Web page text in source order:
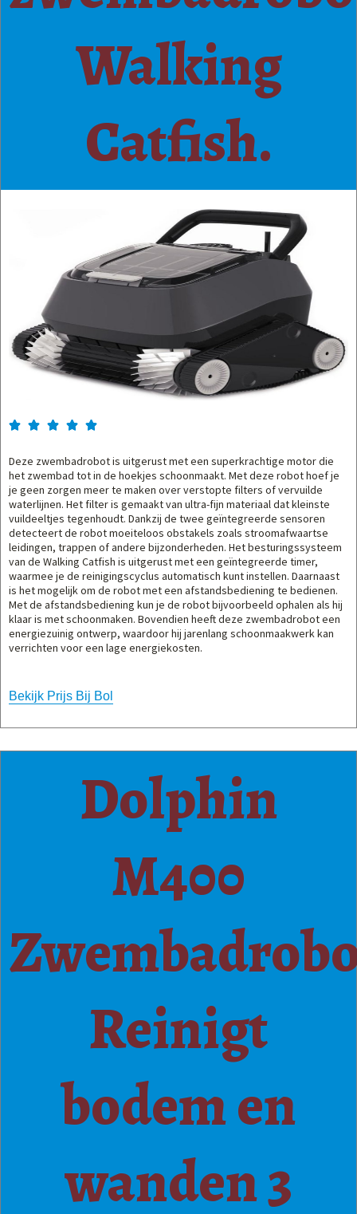
Walking
Catfish.
    
Deze zwembadrobot is uitgerust met een superkrachtige motor die
het zwembad tot in de hoekjes schoonmaakt. Met deze robot hoef je
je geen zorgen meer te maken over verstopte filters of vervuilde
waterlijnen. Het filter is gemaakt van ultra-fijn materiaal dat kleinste
vuildeeltjes tegenhoudt. Dankzij de twee geïntegreerde sensoren
detecteert de robot moeiteloos obstakels zoals stroomafwaartse
leidingen, trappen of andere bijzonderheden. Het besturingssysteem
van de Walking Catfish is uitgerust met een geïntegreerde timer,
waarmee je de reinigingscyclus automatisch kunt instellen. Daarnaast
is het mogelijk om de robot met een afstandsbediening te bedienen.
Met de afstandsbediening kun je de robot bijvoorbeeld ophalen als hij
klaar is met schoonmaken. Bovendien heeft deze zwembadrobot een
energiezuinig ontwerp, waardoor hij jarenlang schoonmaakwerk kan
verrichten voor een lage energiekosten.
Bekijk Prijs Bij Bol
Dolphin
M400
Reinigt
bodem en
wanden 3